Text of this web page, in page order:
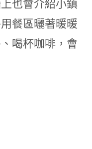
也會介紹小鎮
餐區曬著暖暖
喝杯咖啡，會